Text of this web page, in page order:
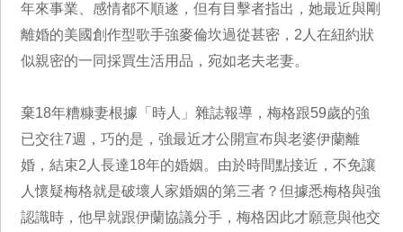
年來事業、感情都不順遂，但有目擊者指出，她最近與剛
離婚的美國創作型歌手強麥倫坎過從甚密，2人在紐約狀
似親密的一同採買生活用品，宛如老夫老妻。
棄18年糟糠妻根據「時人」雜誌報導，梅格跟59歲的強
已交往7週，巧的是，強最近才公開宣布與老婆伊蘭離
婚，結束2人長達18年的婚姻。由於時間點接近，不免讓
人懷疑梅格就是破壞人家婚姻的第三者？但據悉梅格與強
認識時，他早就跟伊蘭協議分手，梅格因此才願意與他交